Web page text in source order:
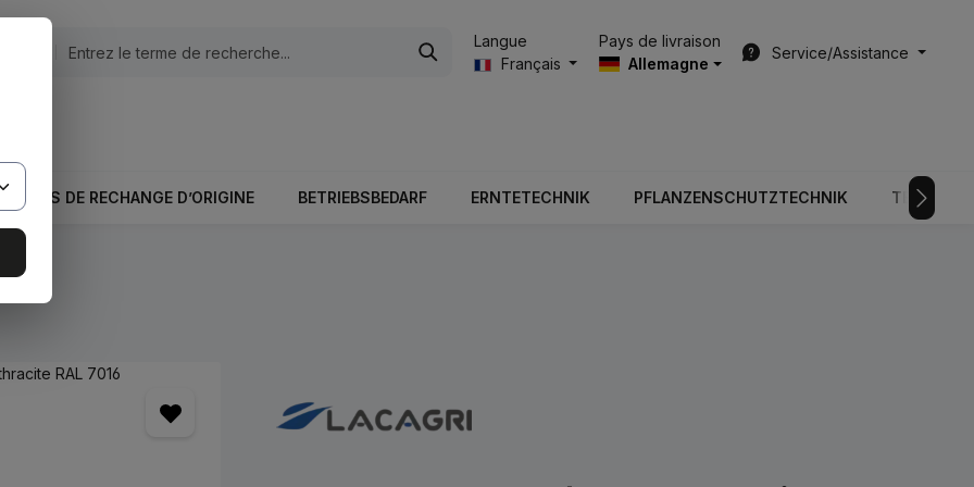
Langue
Français
Pays de livraison
Allemagne
Service/Assistance
PIÈCES DE RECHANGE D’ORIGINE BETRIEBSBEDARF ERNTETECHNIK PFLANZENSCHUTZTECHNIK